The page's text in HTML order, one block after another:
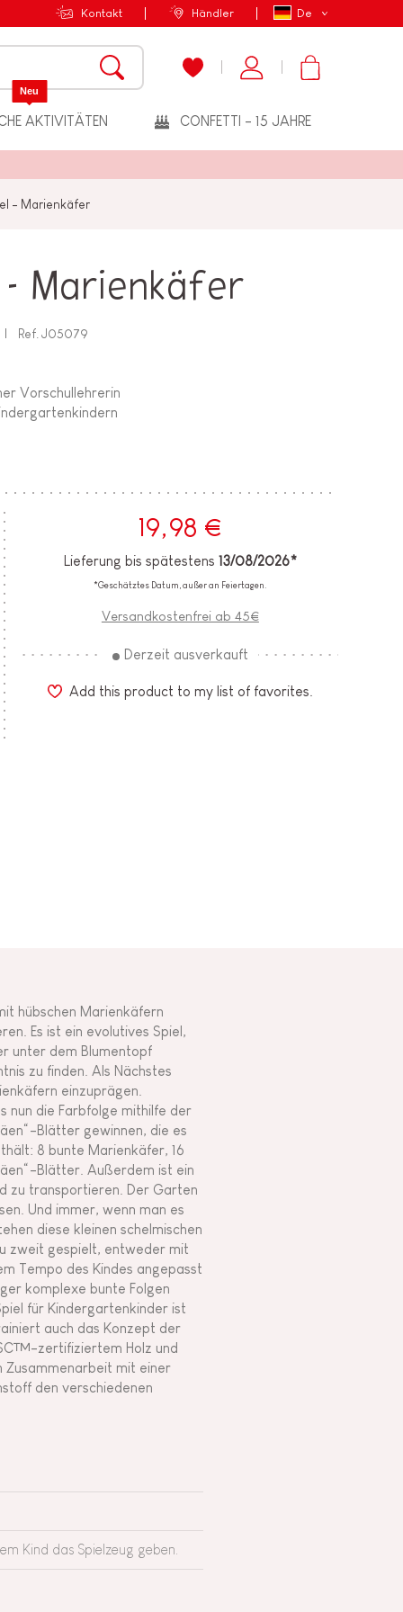
De
Kontakt Händler
AKTIVITÄTEN
Neu
CONFETTI - 15 JAHRE
- Marienkäfer
- Marienkäfer
Ref.J05079
Vorschullehrerin
19,98 €
Lieferung bis spätestens 13/08/2026*
*Geschätztes Datum, außer an Feiertagen.
Versandkostenfrei ab 45€
Derzeit ausverkauft
Add this product to my list of favorites.
hübschen Marienkäfern
Es ist ein evolutives Spiel,
unter dem Blumentopf
zu finden. Als Nächstes
einzuprägen.
nun die Farbfolge mithilfe der
Blätter gewinnen, die es
8 bunte Marienkäfer, 16
Blätter. Außerdem ist ein
zu transportieren. Der Garten
Und immer, wenn man es
diese kleinen schelmischen
zweit gespielt, entweder mit
Tempo des Kindes angepasst
komplexe bunte Folgen
für Kindergartenkinder ist
auch das Konzept der
zertifiziertem Holz und
Zusammenarbeit mit einer
den verschiedenen
Kind das Spielzeug geben.